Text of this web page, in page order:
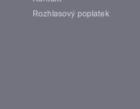
Rozhlasový poplatek